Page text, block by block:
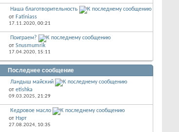
Наша благотворительность
от Fatiniass
17.11.2020, 00:21
Поиграем?
от Snusmumrik
17.04.2020, 15:11
Последнее сообщение
Ландыш майский
от etishka
09.03.2025, 21:29
Кедровое масло
от Нэрт
27.08.2024, 10:35